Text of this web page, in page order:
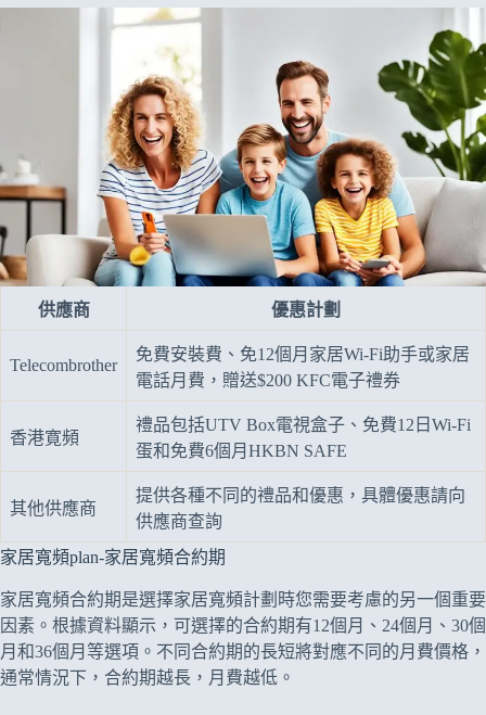
供應商 優惠計劃
Telecombrother
免費安裝費、免12個月家居Wi-Fi助手或家居
電話月費，贈送$200 KFC電子禮券
香港寛頻
禮品包括UTV Box電視盒子、免費12日Wi-Fi
蛋和免費6個月HKBN SAFE
其他供應商
提供各種不同的禮品和優惠，具體優惠請向
供應商查詢
家居寬頻plan-家居寬頻合約期
家居寬頻合約期是選擇家居寬頻計劃時您需要考慮的另一個重要
因素。根據資料顯示，可選擇的合約期有12個月、24個月、30個
月和36個月等選項。不同合約期的長短將對應不同的月費價格，
通常情況下，合約期越長，月費越低。